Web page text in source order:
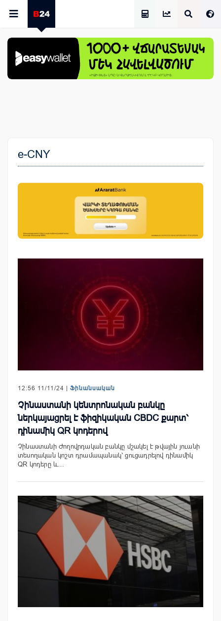
e-CNY
12:56 11/11/24 | Ֆինանսական
Չինաստանի կենտրոնական բանկը
ներկայացրել է ֆիզիկական CBDC քարտ՝
դինամիկ QR կոդերով
Չինաստանի Ժողովրդական բանկը մշակել է թվային յուանի
տեսողական կոշտ դրամապանակ՝ ցուցադրելով դինամիկ
QR կոդերը և…